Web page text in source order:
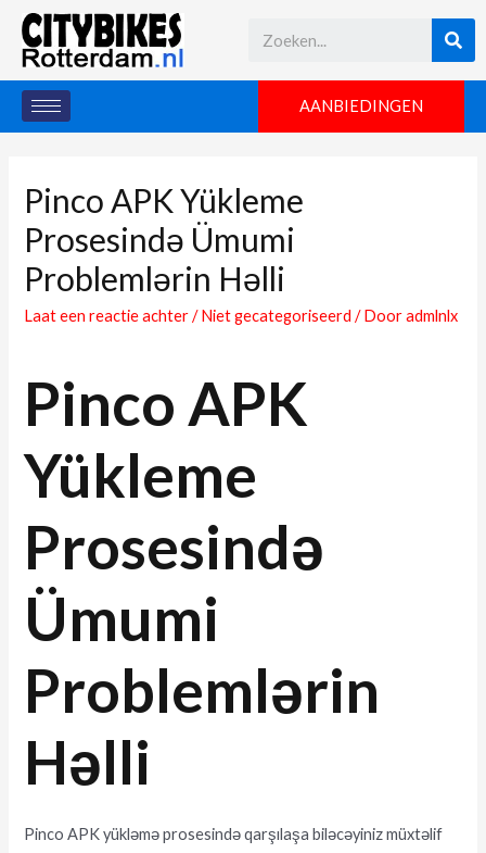
AANBIEDINGEN
Pinco APK Yükleme
Prosesində Ümumi
Problemlərin Həlli
Laat een reactie achter /Niet gecategoriseerd / Dooradmlnlx
Pinco APK
Yükleme
Prosesində
Ümumi
Problemlərin
Həlli
Pinco APK yükləmə prosesində qarşılaşa biləcəyiniz müxtəlif